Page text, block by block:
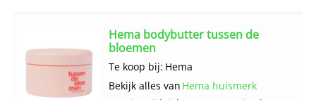
Hema bodybutter tussen de
bloemen
Te koop bij: Hema
Bekijk alles van Hema huismerk